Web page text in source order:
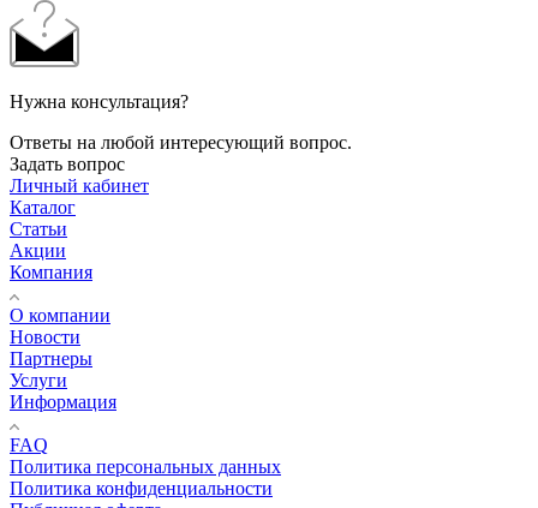
Нужна консультация?
Ответы на любой интересующий вопрос.
Задать вопрос
Личный кабинет
Каталог
Статьи
Акции
Компания
О компании
Новости
Партнеры
Услуги
Информация
FAQ
Политика персональных данных
Политика конфиденциальности